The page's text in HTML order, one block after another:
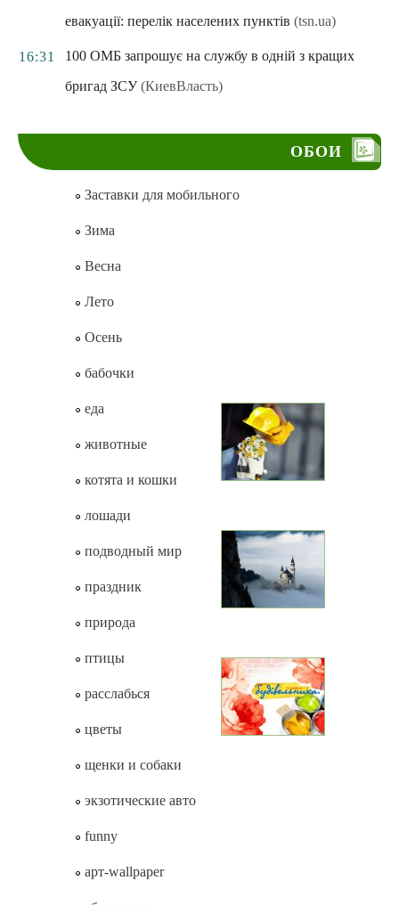
евакуації: перелік населених пунктів (tsn.ua)
16:31
100 ОМБ запрошує на службу в одній з кращих
бригад ЗСУ (КиевВласть)
ОБОИ
Заставки для мобильного
Зима
Весна
Лето
Осень
бабочки
еда
животные
котята и кошки
лошади
подводный мир
праздник
природа
птицы
расслабься
цветы
щенки и собаки
экзотические авто
funny
арт-wallpaper